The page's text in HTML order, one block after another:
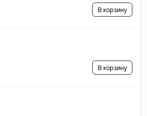
В корзину
В корзину